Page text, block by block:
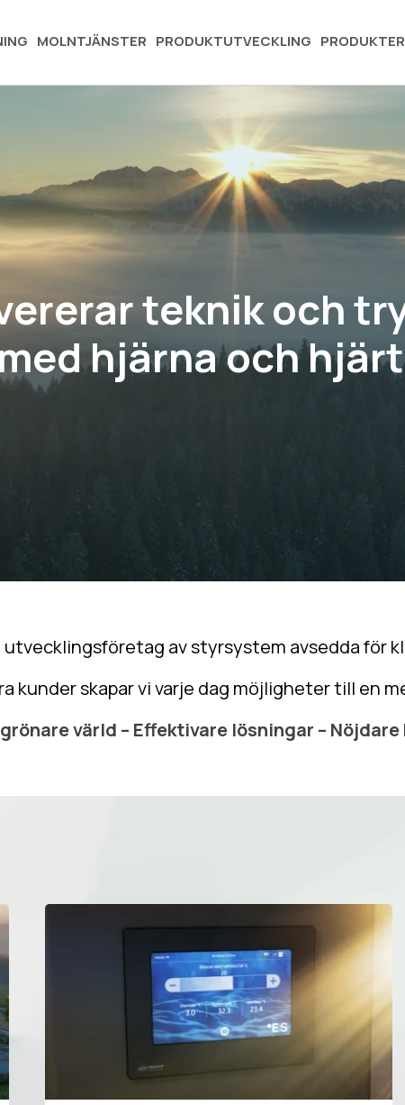
MOLNTJÄNSTER PRODUKTUTVECKLING PRODUKTER
teknik och
med hjärna och
utvecklingsföretag av styrsystem avsedda för
kunder skapar vi varje dag möjligheter till en
värld – Effektivare lösningar – Nöjdare